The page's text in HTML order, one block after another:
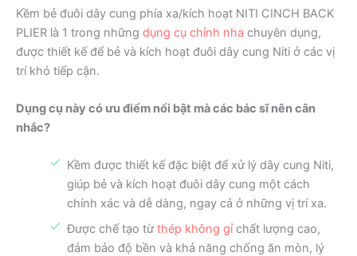
Kềm bẻ đuôi dây cung phía xa/kích hoạt NITI CINCH BACK
PLIER là 1 trong những dụng cụ chỉnh nha chuyên dụng,
được thiết kế để bẻ và kích hoạt đuôi dây cung Niti ở các vị
trí khó tiếp cận.
Dụng cụ này có ưu điểm nổi bật mà các bác sĩ nên cân
nhắc?
Kềm được thiết kế đặc biệt để xử lý dây cung Niti,
giúp bẻ và kích hoạt đuôi dây cung một cách
chính xác và dễ dàng, ngay cả ở những vị trí xa.
Được chế tạo từthép không gỉchất lượng cao,
đảm bảo độ bền và khả năng chống ăn mòn, lý